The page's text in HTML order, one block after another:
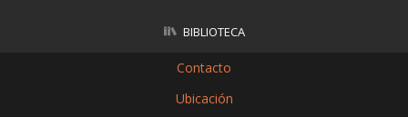
BIBLIOTECA
Contacto
Ubicación